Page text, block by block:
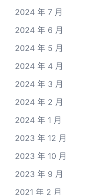
2024 年 7 月
2024 年 6 月
2024 年 5 月
2024 年 4 月
2024 年 3 月
2024 年 2 月
2024 年 1 月
2023 年 12 月
2023 年 10 月
2023 年 9 月
2021 年 2 月